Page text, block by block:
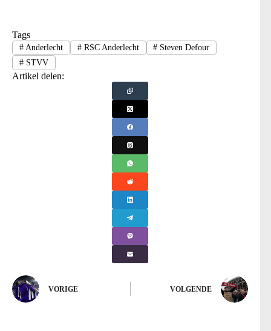
Tags
#Anderlecht #RSC Anderlecht # Steven Defour
#STVV
Artikel delen:
VORIGE VOLGENDE